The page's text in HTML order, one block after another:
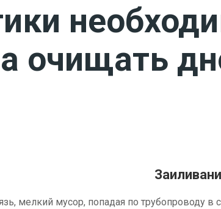
очищать
мелкий мусор, попадая по трубопроводу в